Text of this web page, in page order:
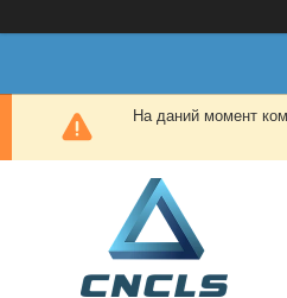
На даний момент